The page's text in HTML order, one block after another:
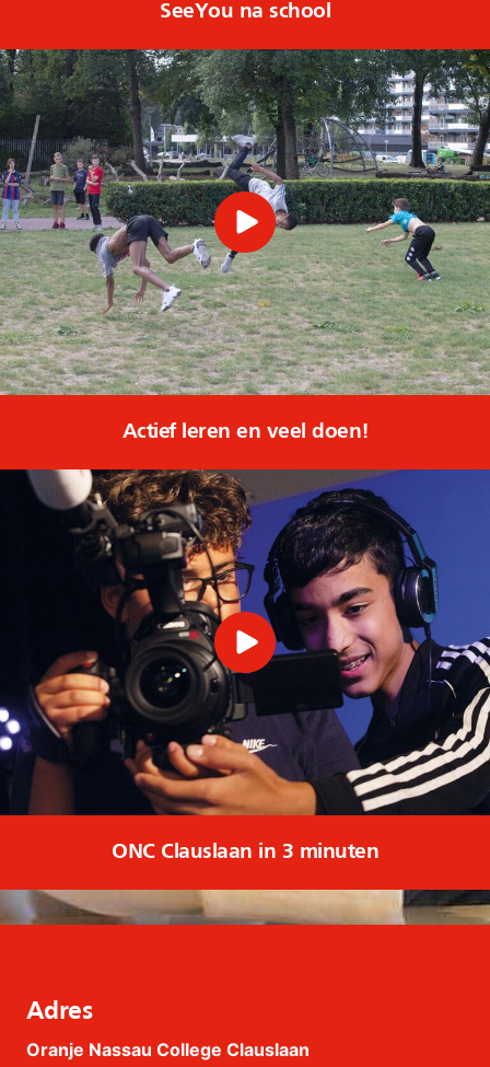
SeeYou na school
Actief leren en veel doen!
ONC Clauslaan in 3 minuten
Adres
Oranje Nassau College Clauslaan